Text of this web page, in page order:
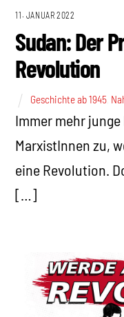
11. JANUAR 2022
Sudan: Der
Revolution
Geschichte ab 1945
Immer mehr
MarxistInnen zu,
eine Revolution.
[…]